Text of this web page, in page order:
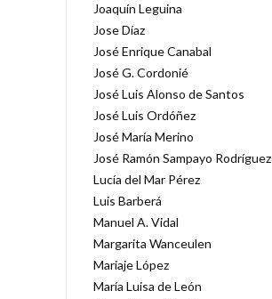
Joaquín Leguina
Jose Díaz
José Enrique Canabal
José G. Cordonié
José Luis Alonso de Santos
José Luis Ordóñez
José María Merino
José Ramón Sampayo Rodríguez
Lucía del Mar Pérez
Luis Barberá
Manuel A. Vidal
Margarita Wanceulen
Mariaje López
María Luisa de León